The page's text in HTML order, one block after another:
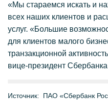
«Мы стараемся искать и
всех наших клиентов и
услуг. «Большие
для клиентов малого
транзакционной
вице-президент
Источник: ПАО «Сбербанк